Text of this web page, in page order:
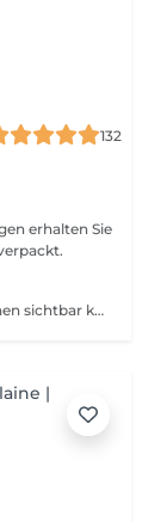
132
erhalten Sie
MICRODERMABRASION Power-Peeling für einen sichtbar klaren und reinen Tent. Ihre Haut fühlt sich zart, fein und ebenmäßig an. Ob tiefe Fältchen und Linien, Unreinheiten, Narben, Pigmentflecken oder Altersflecken - durch sehr präzise, aber dennoch sanfte Abtragung der oberen Hautzellen werden Regenerationsprozesse in der Haut spürbar angeregt.